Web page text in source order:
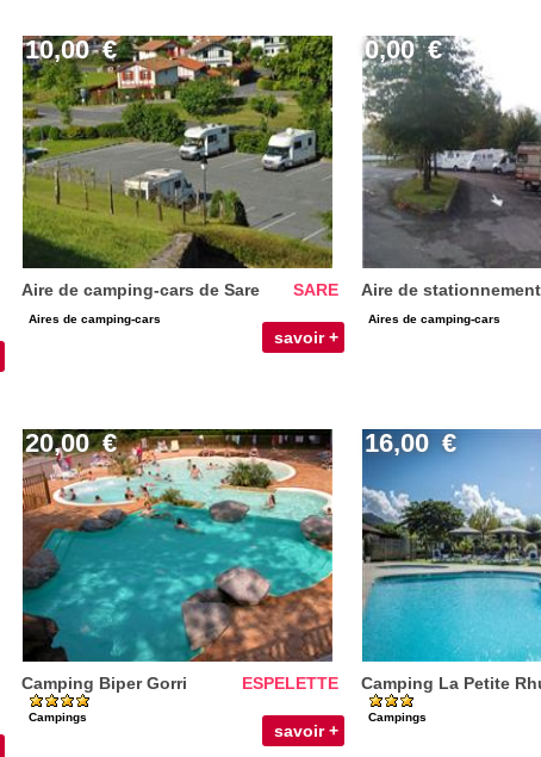
10,00 €
Aire de camping-cars de Sare SARE
Aires de camping-cars
savoir +
0,00 €
Aire de stationnement
Aires de camping-cars
20,00 €
Camping Biper Gorri ESPELETTE
Campings
savoir +
16,00 €
Camping La Petite
Campings